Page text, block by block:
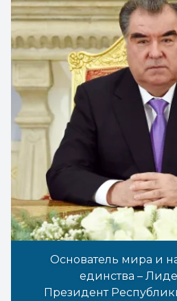
Основатель мира и
единства –
Президент